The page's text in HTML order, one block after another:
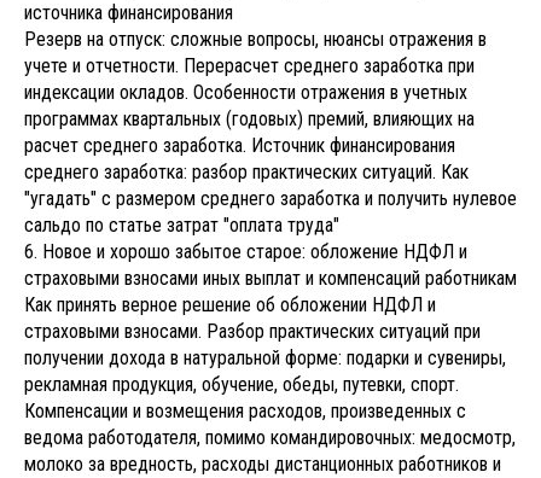
источника финансирования
Резерв на отпуск: сложные вопросы, нюансы отражения в
учете и отчетности. Перерасчет среднего заработка при
индексации окладов. Особенности отражения в учетных
программах квартальных (годовых) премий, влияющих на
расчет среднего заработка. Источник финансирования
среднего заработка: разбор практических ситуаций. Как
"угадать" с размером среднего заработка и получить нулевое
сальдо по статье затрат "оплата труда"
6. Новое и хорошо забытое старое: обложение НДФЛ и
страховыми взносами иных выплат и компенсаций работникам
Как принять верное решение об обложении НДФЛ и
страховыми взносами. Разбор практических ситуаций при
получении дохода в натуральной форме: подарки и сувениры,
рекламная продукция, обучение, обеды, путевки, спорт.
Компенсации и возмещения расходов, произведенных с
ведома работодателя, помимо командировочных: медосмотр,
молоко за вредность, расходы дистанционных работников и